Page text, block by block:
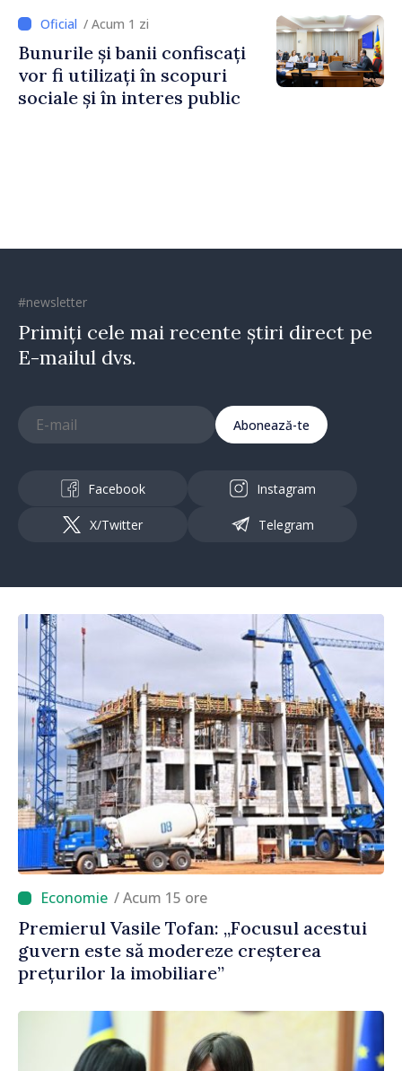
Irlandei de Nord, Fern
Horine / Acum 1 zi
Bunurile și banii confiscați
vor fi utilizați în scopuri
sociale și în interes public
#newsletter
Primiți cele mai recente știri direct pe
E-mailul dvs.
Abonează-te
Facebook Instagram
X/Twitter Telegram
/ Acum 15 ore
Premierul Vasile Tofan: „Focusul acestui
guvern este să modereze creșterea
prețurilor la imobiliare”